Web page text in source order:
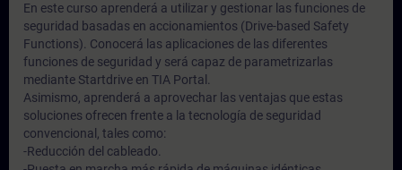
En este curso aprenderá a utilizar y gestionar las funciones de
seguridad basadas en accionamientos (Drive-based Safety
Functions). Conocerá las aplicaciones de las diferentes
funciones de seguridad y será capaz de parametrizarlas
mediante Startdrive en TIA Portal.
Asimismo, aprenderá a aprovechar las ventajas que estas
soluciones ofrecen frente a la tecnología de seguridad
convencional, tales como:
-Reducción del cableado.